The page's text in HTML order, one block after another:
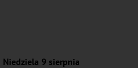
Niedziela 9 sierpnia